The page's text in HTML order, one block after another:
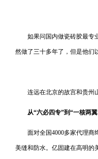
如果问国内做瓷砖胶最专
然做了三十多年了，但是他们
连远在北京的故宫和贵州
从“六必四专”到“一核两翼
面对全国4000多家代理商
美缝和防水。亿固建在高明的